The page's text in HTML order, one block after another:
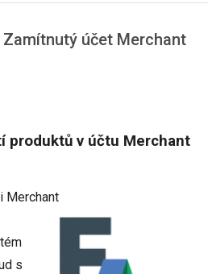
účet Merchant
produktů v účtu Merchant
Merchant
s